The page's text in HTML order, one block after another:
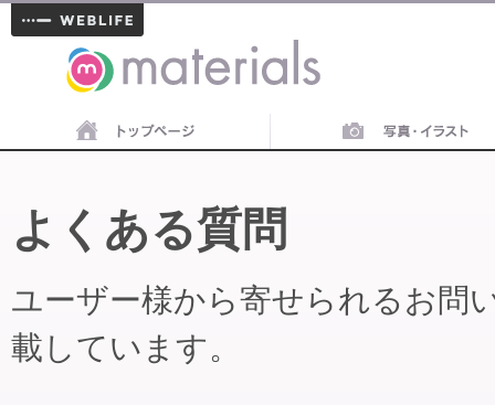
materials
よくある質問
ユーザー様から寄せられるお問
載しています。